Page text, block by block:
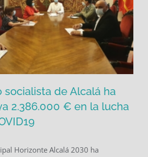
socialista de Alcalá ha
ya 2.386.000 € en la lucha
socialista de Alcalá ha
2.386.000 € en la lucha
Horizonte Alcalá 2030 ha